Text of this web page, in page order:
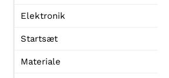
Elektronik
Startsæt
Materiale